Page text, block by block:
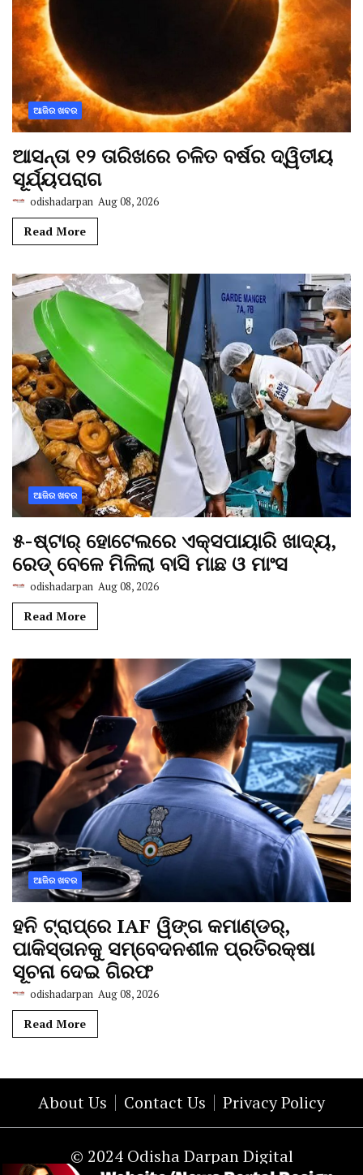
ଆଜିର ଖବର
ଆସନ୍ତା ୧୨ ତାରିଖରେ ଚଳିତ ବର୍ଷର ଦ୍ୱିତୀୟ
ସୂର୍ଯ୍ୟପରାଗ
odishadarpan Aug 08, 2026
Read More
ଆଜିର ଖବର
୫-ଷ୍ଟାର୍ ହୋଟେଲରେ ଏକ୍ସପାୟାରି ଖାଦ୍ୟ,
ରେଡ୍ ବେଳେ ମିଳିଲା ବାସି ମାଛ ଓ ମାଂସ
odishadarpan Aug 08, 2026
Read More
ଆଜିର ଖବର
ହନି ଟ୍ରାପ୍‌ରେ IAF ୱିଙ୍ଗ କମାଣ୍ଡର୍,
ପାକିସ୍ତାନକୁ ସମ୍ବେଦନଶୀଳ ପ୍ରତିରକ୍ଷା
ସୂଚନା ଦେଇ ଗିରଫ
odishadarpan Aug 08, 2026
Read More
About Us Contact Us Privacy Policy
© 2024 Odisha Darpan Digital